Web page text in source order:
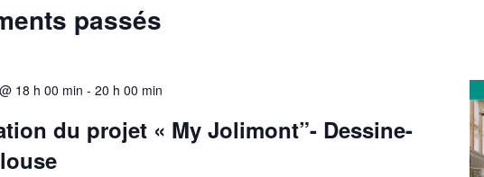
passés
18 h 00 min - 20 h 00 min
du projet « My Jolimont”- Dessine-